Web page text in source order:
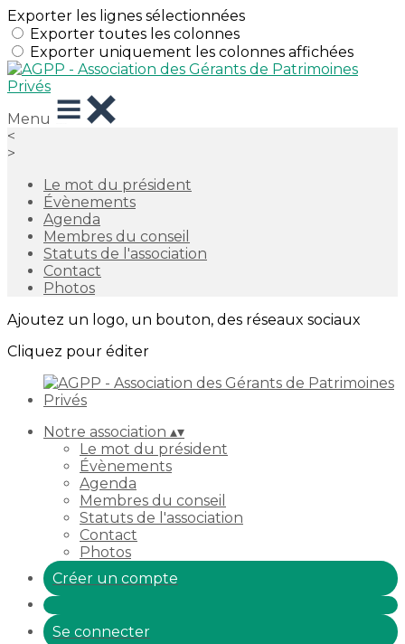
Exporter les lignes sélectionnées
Exporter toutes les colonnes
Exporter uniquement les colonnes affichées
Menu
<
>
Le mot du président
Évènements
Agenda
Membres du conseil
Statuts de l'association
Contact
Photos
Ajoutez un logo, un bouton, des réseaux sociaux
Cliquez pour éditer
Notre association ▴▾
Le mot du président
Évènements
Agenda
Membres du conseil
Statuts de l'association
Contact
Photos
Créer un compte
Se connecter